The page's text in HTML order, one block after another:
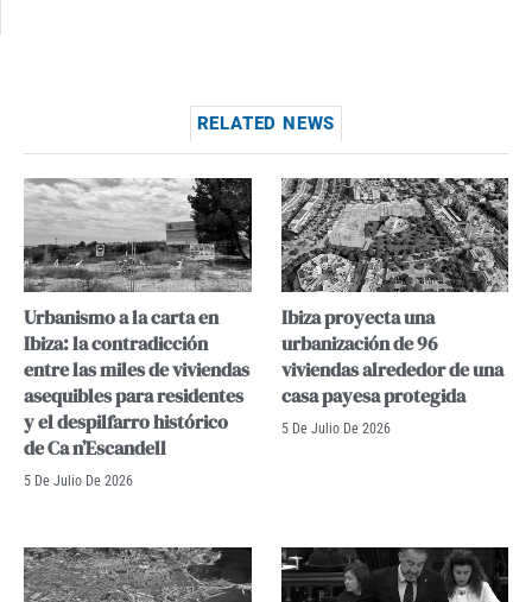
RELATED NEWS
Urbanismo a la carta en
Ibiza: la contradicción
entre las miles de viviendas
asequibles para residentes
y el despilfarro histórico
de Ca n’Escandell
5 De Julio De 2026
Ibiza proyecta una
urbanización de 96
viviendas alrededor de una
casa payesa protegida
5 De Julio De 2026